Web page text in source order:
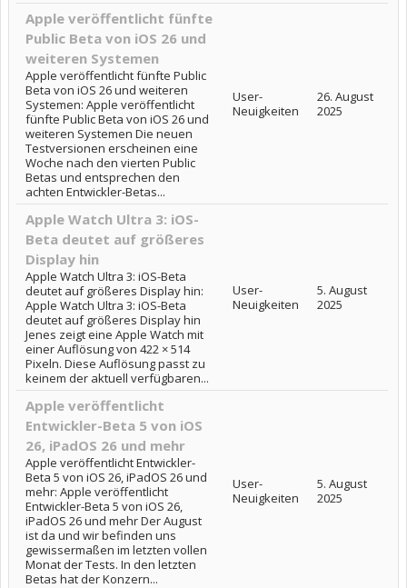
Apple veröffentlicht fünfte
Public Beta von iOS 26 und
weiteren Systemen
Apple veröffentlicht fünfte Public
Beta von iOS 26 und weiteren
Systemen: Apple veröffentlicht
fünfte Public Beta von iOS 26 und
weiteren Systemen Die neuen
Testversionen erscheinen eine
Woche nach den vierten Public
Betas und entsprechen den
achten Entwickler-Betas...
User-
Neuigkeiten
26. August
2025
Apple Watch Ultra 3: iOS-
Beta deutet auf größeres
Display hin
Apple Watch Ultra 3: iOS-Beta
deutet auf größeres Display hin:
Apple Watch Ultra 3: iOS-Beta
deutet auf größeres Display hin
Jenes zeigt eine Apple Watch mit
einer Auflösung von 422 × 514
Pixeln. Diese Auflösung passt zu
keinem der aktuell verfügbaren...
User-
Neuigkeiten
5. August
2025
Apple veröffentlicht
Entwickler-Beta 5 von iOS
26, iPadOS 26 und mehr
Apple veröffentlicht Entwickler-
Beta 5 von iOS 26, iPadOS 26 und
mehr: Apple veröffentlicht
Entwickler-Beta 5 von iOS 26,
iPadOS 26 und mehr Der August
ist da und wir befinden uns
gewissermaßen im letzten vollen
Monat der Tests. In den letzten
Betas hat der Konzern...
User-
Neuigkeiten
5. August
2025